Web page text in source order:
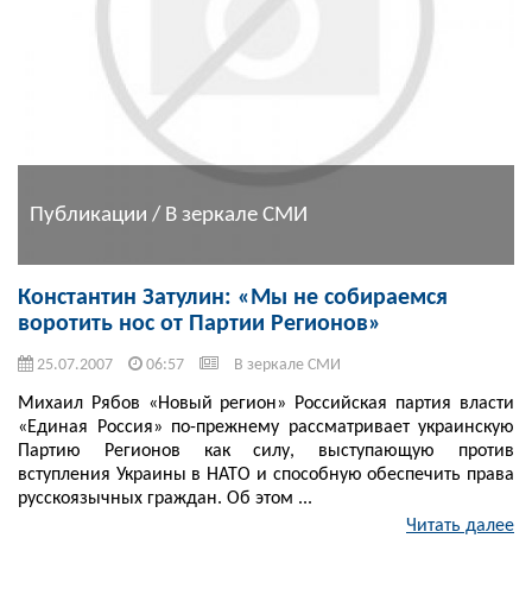
Публикации / В зеркале СМИ
Константин Затулин: «Мы не собираемся
воротить нос от Партии Регионов»
25.07.2007 06:57 В зеркале СМИ
Михаил Рябов «Новый регион» Российская партия власти
«Единая Россия» по-прежнему рассматривает украинскую
Партию Регионов как силу, выступающую против
вступления Украины в НАТО и способную обеспечить права
русскоязычных граждан. Об этом ...
Читать далее